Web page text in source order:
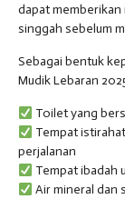
dapat memberikan
singgah sebelum
Sebagai bentuk
Mudik Lebaran
Toilet yang
Tempat
perjalanan
Tempat ibadah
Air mineral dan